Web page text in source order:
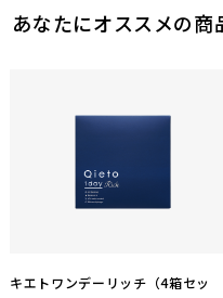
あなたにオススメの商
キエトワンデーリッチ（4箱セッ